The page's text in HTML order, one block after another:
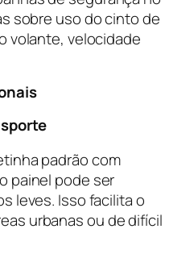
sobre uso do cinto de
volante, velocidade
padrão com
painel pode ser
leves. Isso facilita o
urbanas ou de difícil